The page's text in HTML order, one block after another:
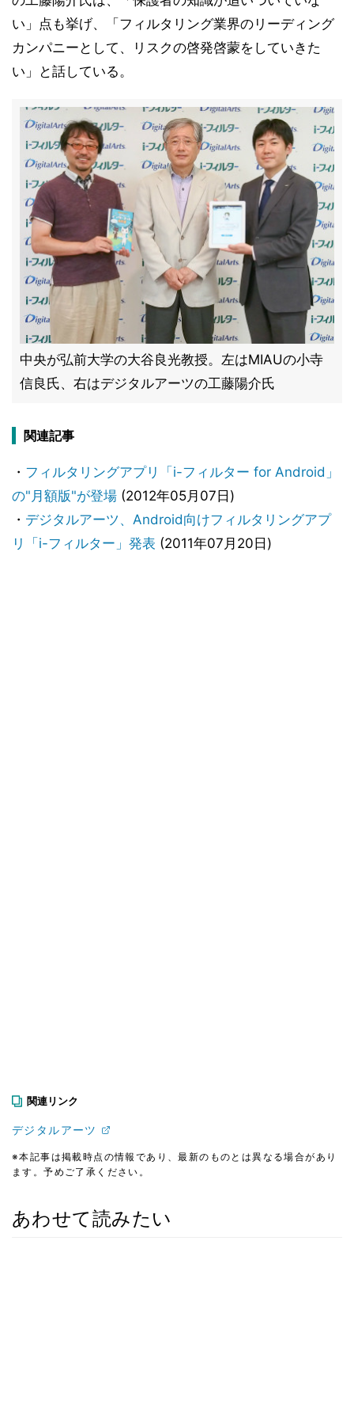
い」点も挙げ、「フィルタリング業界のリーディング
カンパニーとして、リスクの啓発啓蒙をしていきた
い」と話している。
中央が弘前大学の大谷良光教授。左はMIAUの小寺
信良氏、右はデジタルアーツの工藤陽介氏
関連記事
・ フィルタリングアプリ「i-フィルター for Android」
の"月額版"が登場 (2012年05月07日)
・ デジタルアーツ、Android向けフィルタリングアプ
リ「i-フィルター」発表 (2011年07月20日)
関連リンク
デジタルアーツ
※本記事は掲載時点の情報であり、最新のものとは異なる場合があり
ます。予めご了承ください。
あわせて読みたい